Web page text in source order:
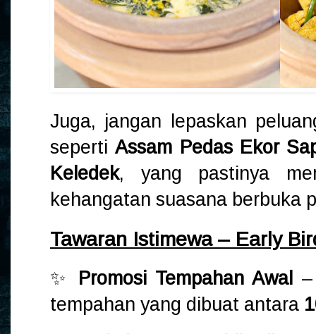
Juga, jangan lepaskan
sepertiAssam Pedas Ekor
Keledek, yang pastinya
kehangatan suasana berbuka
Tawaran Istimewa – Early
✨ Promosi Tempahan Awal
tempahan yang dibuat antara